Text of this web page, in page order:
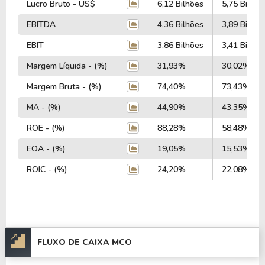
Lucro Bruto - US$
6,12 Bilhões
5,75
EBITDA
4,36 Bilhões
3,89
EBIT
3,86 Bilhões
3,41
Margem Líquida - (%)
31,93%
30,02%
Margem Bruta - (%)
74,40%
73,43%
MA - (%)
44,90%
43,35%
ROE - (%)
88,28%
58,48%
EOA - (%)
19,05%
15,53%
ROIC - (%)
24,20% 22,08%
FLUXO DE CAIXA MCO